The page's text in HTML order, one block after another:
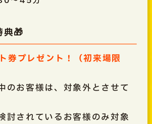
典🎁
券プレゼント！（初来場限
のお客様は、対象外とさせて
討されているお客様のみ対象